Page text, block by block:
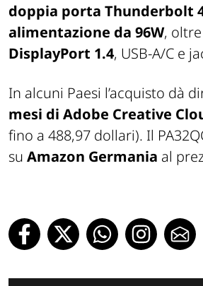
doppia porta Thunderbolt
alimentazione da 96W,
DisplayPort 1.4, USB-A/C e
In alcuni Paesi l’acquisto dà
mesi di Adobe Creative
fino a 488,97 dollari). Il
su Amazon Germania al